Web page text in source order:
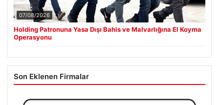
07/08/2026
Holding Patronuna Yasa Dışı Bahis ve Malvarlığına El Koyma
Operasyonu
Son Eklenen Firmalar